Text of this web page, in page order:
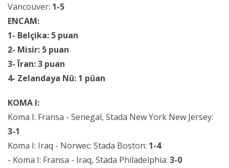
Vancouver: 1-5
ENCAM:
1- Belçika: 5 puan
2- Misir: 5 puan
3- Îran: 3 puan
4- Zelandaya Nû: 1 pûan
KOMA I:
Koma I: Fransa - Senegal, Stada New York New Jersey:
3-1
Koma I: Iraq - Norwec: Stada Boston: 1-4
- Koma I: Fransa - Iraq, Stada Philadelphia: 3-0